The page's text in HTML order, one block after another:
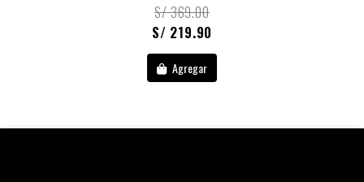
S/ 369.00
S/ 219.90
Agregar